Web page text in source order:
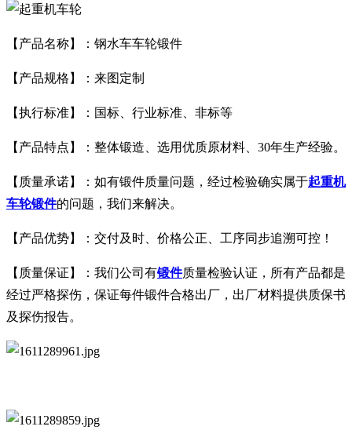
【产品名称】：钢水车车轮锻件
【产品规格】：来图定制
【执行标准】：国标、行业标准、非标等
【产品特点】：整体锻造、选用优质原材料、30年生产经验。
【质量承诺】：如有锻件质量问题，经过检验确实属于起重机
车轮锻件的问题，我们来解决。
【产品优势】：交付及时、价格公正、工序同步追溯可控！
【质量保证】：我们公司有锻件质量检验认证，所有产品都是
经过严格探伤，保证每件锻件合格出厂，出厂材料提供质保书
及探伤报告。